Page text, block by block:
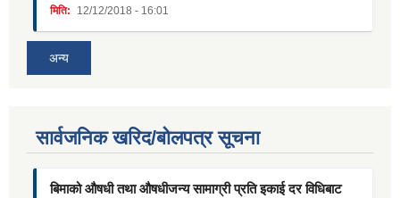
मिति: 12/12/2018 - 16:01
अन्य
सार्वजनिक खरिद/बोलपत्र सूचना
बिमाको औषधी तथा औषधीजन्य सामाग्री प्रति इकाई दर विधिबाट